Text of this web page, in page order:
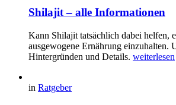
Shilajit – alle Informationen
Kann Shilajit tatsächlich dabei helfen,
ausgewogene Ernährung einzuhalten.
Hintergründen und Details. weiterlesen
in Ratgeber